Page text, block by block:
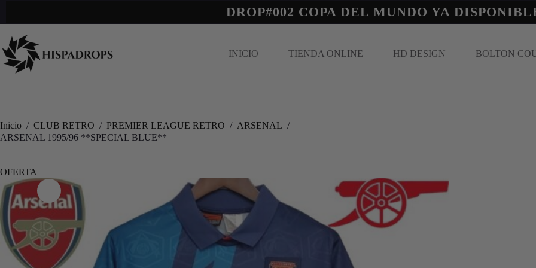
DROP#002 COPA DEL MUNDO YA
INICIO TIENDA ONLINE HD DESIGN BOLTON
Inicio / CLUB RETRO / PREMIER LEAGUE RETRO / ARSENAL /
ARSENAL 1995/96 **SPECIAL BLUE**
OFERTA